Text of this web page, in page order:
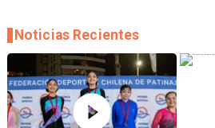
Noticias Recientes